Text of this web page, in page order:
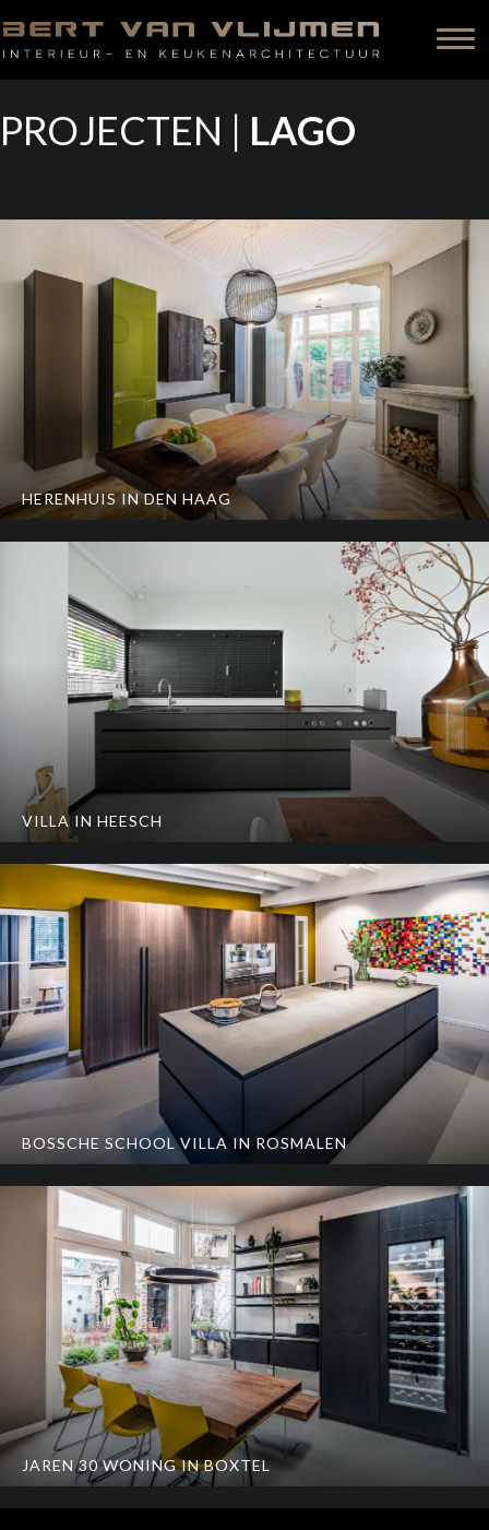
PROJECTEN | LAGO
HERENHUIS IN DEN HAAG
VILLA IN HEESCH
BOSSCHE SCHOOL VILLA IN ROSMALEN
JAREN 30 WONING IN BOXTEL